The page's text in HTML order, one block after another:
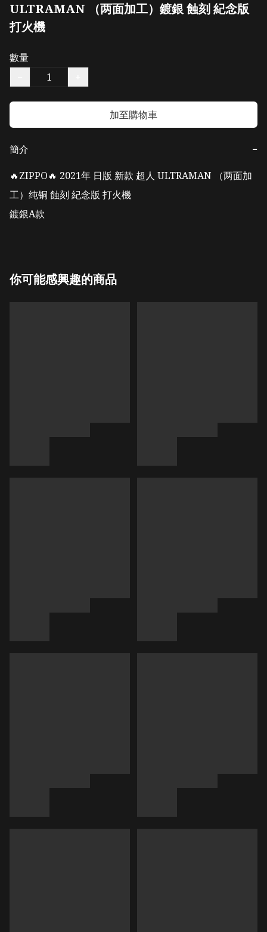
ULTRAMAN （两面加工）鍍銀 蝕刻 紀念版
打火機
數量
加至購物車
簡介
−
🔥ZIPPO🔥 2021年 日版 新款 超人 ULTRAMAN （两面加
工）纯铜 蝕刻 紀念版 打火機
鍍銀A款
你可能感興趣的商品